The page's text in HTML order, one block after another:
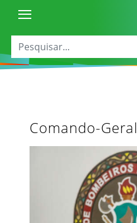
Comando-Geral